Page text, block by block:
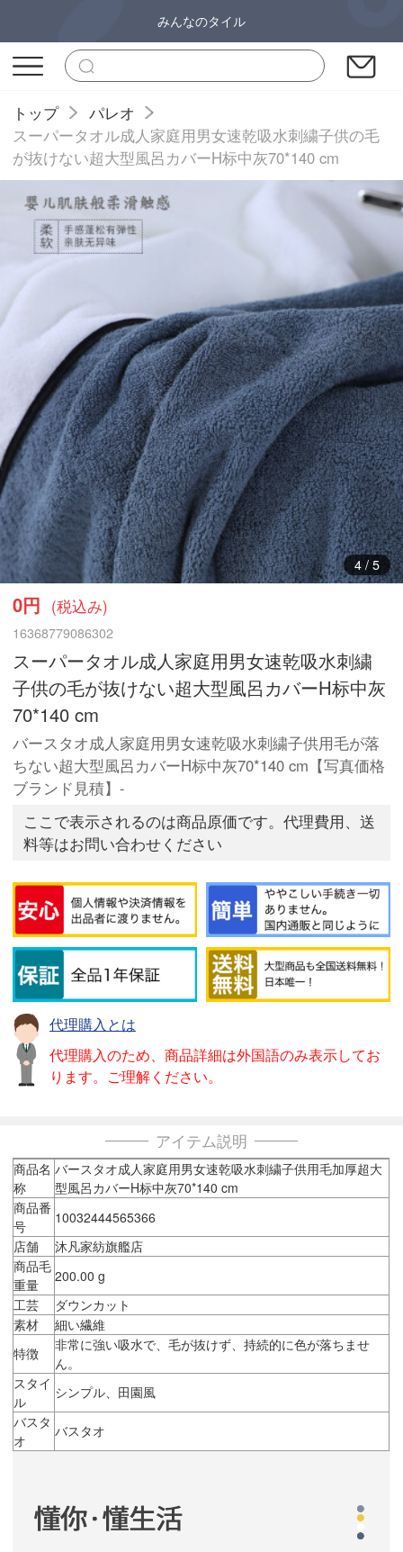
みんなのタイル
トップ
パレオ
スーパータオル成人家庭用男女速乾吸水刺繍子供の毛
が抜けない超大型風呂カバーH标中灰70*140 cm
4/ 5
0円 (税込み)
16368779086302
スーパータオル成人家庭用男女速乾吸水刺繍
子供の毛が抜けない超大型風呂カバーH标中灰
70*140 cm
バースタオ成人家庭用男女速乾吸水刺繍子供用毛が落
ちない超大型風呂カバーH标中灰70*140 cm【写真価格
ブランド見積】-
ここで表示されるのは商品原価です。代理費用、送
料等はお問い合わせください
代理購入とは
代理購入のため、商品詳細は外国語のみ表示してお
ります。ご理解ください。
アイテム説明
商品名
称
バースタオ成人家庭用男女速乾吸水刺繍子供用毛加厚超大
型風呂カバーH标中灰70*140 cm
商品番
号
10032444565366
店舗
沐凡家紡旗艦店
商品毛
重量
200.00 g
工芸
ダウンカット
素材
細い繊維
特徴
非常に強い吸水で、毛が抜けず、持続的に色が落ちませ
ん。
スタイ
ル
シンプル、田園風
バスタ
オ
バスタオ